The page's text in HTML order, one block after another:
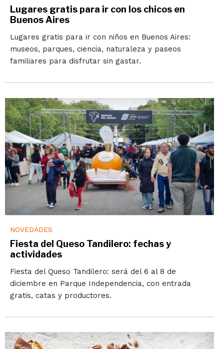
Lugares gratis para ir con los chicos en
Buenos Aires
Lugares gratis para ir con niños en Buenos Aires:
museos, parques, ciencia, naturaleza y paseos
familiares para disfrutar sin gastar.
NOVEDADES
Fiesta del Queso Tandilero: fechas y
actividades
Fiesta del Queso Tandilero: será del 6 al 8 de
diciembre en Parque Independencia, con entrada
gratis, catas y productores.